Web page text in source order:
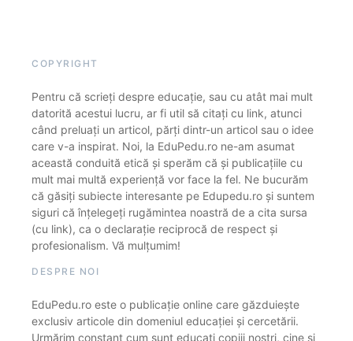
COPYRIGHT
Pentru că scrieți despre educație, sau cu atât mai mult
datorită acestui lucru, ar fi util să citați cu link, atunci
când preluați un articol, părți dintr-un articol sau o idee
care v-a inspirat. Noi, la EduPedu.ro ne-am asumat
această conduită etică și sperăm că și publicațiile cu
mult mai multă experiență vor face la fel. Ne bucurăm
că găsiți subiecte interesante pe Edupedu.ro și suntem
siguri că înțelegeți rugămintea noastră de a cita sursa
(cu link), ca o declarație reciprocă de respect și
profesionalism. Vă mulțumim!
DESPRE NOI
EduPedu.ro este o publicație online care găzduiește
exclusiv articole din domeniul educației și cercetării.
Urmărim constant cum sunt educați copiii noștri, cine și